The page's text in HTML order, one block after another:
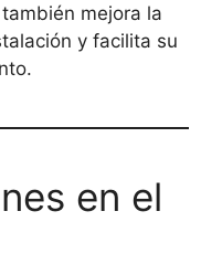
mejora la
y facilita su
en el